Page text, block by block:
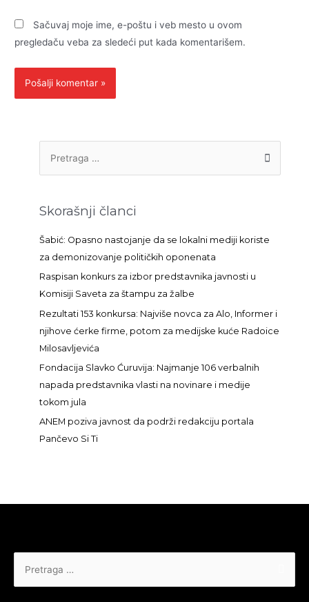
Sačuvaj moje ime, e-poštu i veb mesto u ovom
pregledaču veba za sledeći put kada komentarišem.
r
a
Skorašnji članci
Šabić: Opasno nastojanje da se lokalni mediji koriste
za demonizovanje političkih oponenata
Raspisan konkurs za izbor predstavnika javnosti u
Komisiji Saveta za štampu za žalbe
Rezultati 153 konkursa: Najviše novca za Alo, Informer i
njihove ćerke firme, potom za medijske kuće Radoice
Milosavljevića
Fondacija Slavko Ćuruvija: Najmanje 106 verbalnih
napada predstavnika vlasti na novinare i medije
tokom jula
ANEM poziva javnost da podrži redakciju portala
Pančevo Si Ti
za: